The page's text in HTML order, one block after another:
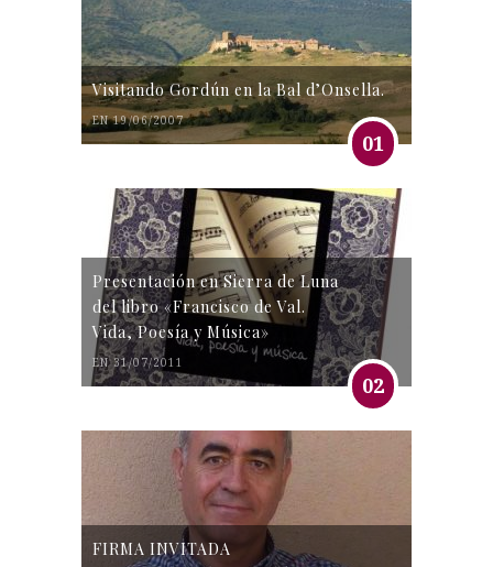
Visitando Gordún en la Bal d’Onsella.
EN 19/06/2007
01
Presentación en Sierra de Luna
del libro «Francisco de Val.
Vida, Poesía y Música»
EN 31/07/2011
02
FIRMA INVITADA